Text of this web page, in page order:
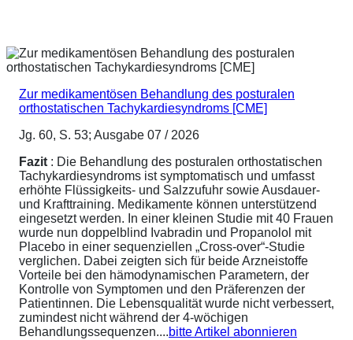
Zur medikamentösen Behandlung des posturalen
orthostatischen Tachykardiesyndroms [CME]
Jg. 60, S. 53; Ausgabe 07 / 2026
Fazit: Die Behandlung des posturalen orthostatischen
Tachykardiesyndroms ist symptomatisch und umfasst
erhöhte Flüssigkeits- und Salzzufuhr sowie Ausdauer-
und Krafttraining. Medikamente können unterstützend
eingesetzt werden. In einer kleinen Studie mit 40 Frauen
wurde nun doppelblind Ivabradin und Propanolol mit
Placebo in einer sequenziellen „Cross-over“-Studie
verglichen. Dabei zeigten sich für beide Arzneistoffe
Vorteile bei den hämodynamischen Parametern, der
Kontrolle von Symptomen und den Präferenzen der
Patientinnen. Die Lebensqualität wurde nicht verbessert,
zumindest nicht während der 4-wöchigen
Behandlungssequenzen....bitte Artikel abonnieren